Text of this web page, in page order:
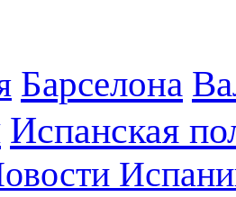
Барселона
Испанская